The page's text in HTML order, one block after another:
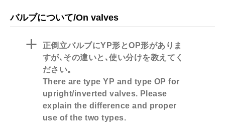
バルブについて/On valves
a
正倒立バルブにYP形とOP形がありま
すが､その違いと､使い分けを教えてく
ださい。
There are type YP and type OP for
upright/inverted valves. Please
explain the difference and proper
use of the two types.